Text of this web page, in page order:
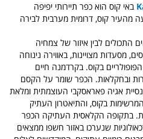
באי קוס הוא כפר תיירותי יפיפה
נסיעה מהעיר קוס, דרומית מערבית לבירה
התכולים לבין איזור של צמחיה
מסעדות מצויינות, באווירה נינוחה
בקוס.בקרדמנה חיים
ובחקלאות. הכפר שומר על הקסם
אגיה פאראסקבי העוצמתית ומלאת
בקוס, והתיאטרון העתיק
בתקופה הקלאסית העתיקה הכפר
שנערכו באזור חשפו ממצאים